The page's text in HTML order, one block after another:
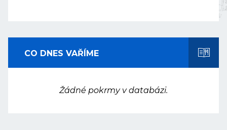
CO DNES VAŘÍME
Žádné pokrmy v databázi.